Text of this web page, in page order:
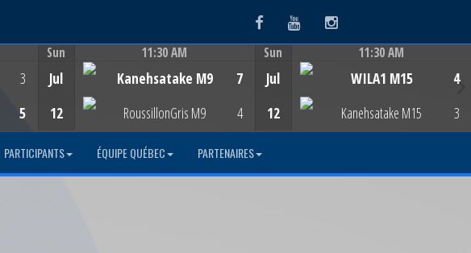
FacebookYoutubeInstagram
3
5
Sun
Jul
12
11:30 AM
Kanehsatake M9
RoussillonGris M9
7
4
Sun
Jul
12
11:30 AM
WILA1 M15
Kanehsatake M15
4
3
PARTICIPANTS ÉQUIPE QUÉBEC PARTENAIRES